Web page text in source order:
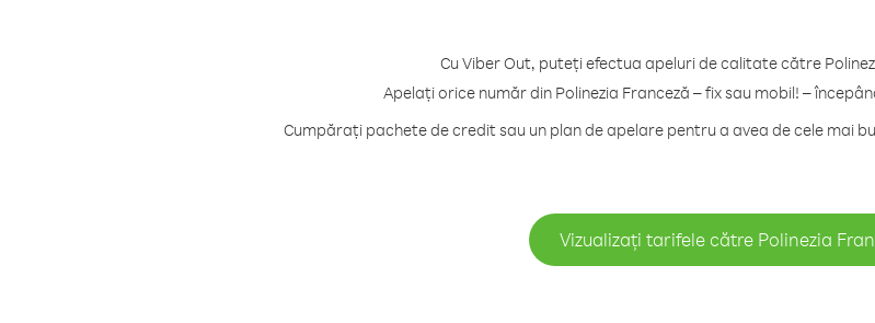
Cu Viber Out, puteți efectua apeluri de calitate către
Apelați orice număr din Polinezia Franceză – fix sau mobil! –
Cumpărați pachete de credit sau un plan de apelare pentru a avea de cele mai
Vizualizați tarifele către Polinezia